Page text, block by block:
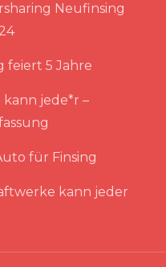
Neufinsing
feiert 5 Jahre
jede*r –
für Finsing
kann jeder